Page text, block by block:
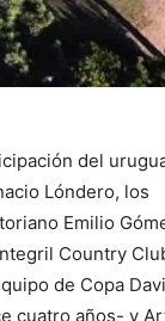
del
Lóndero, los
Emilio
Country
de Copa
cuatro años- y